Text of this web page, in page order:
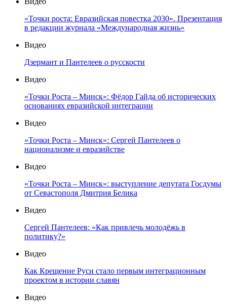
«Точки роста: Евразийская повестка 2030». Презентация
в редакции журнала «Международная жизнь»
Видео
Дзермант и Пантелеев о русскости
Видео
«Точки Роста – Минск»: Фёдор Гайда об исторических
основаниях евразийской интеграции
Видео
«Точки Роста – Минск»: Сергей Пантелеев о
национализме и евразийстве
Видео
«Точки Роста – Минск»: выступление депутата Госдумы
от Севастополя Дмитрия Белика
Видео
Сергей Пантелеев: «Как привлечь молодёжь в
политику?»
Видео
Как Крещение Руси стало первым интеграционным
проектом в истории славян
Видео